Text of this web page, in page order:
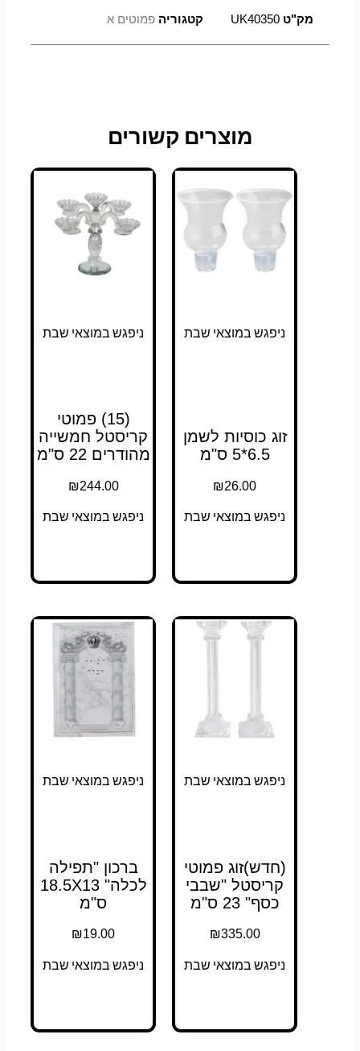
מק"טUK40350 קטגוריה פמוטים א
מוצרים קשורים
ניפגש במוצאי שבת
זוג כוסיות לשמן
6.5*5 ס"מ
₪26.00
ניפגש במוצאי שבת
ניפגש במוצאי שבת
(15) פמוטי
קריסטל חמשייה
מהודרים 22 ס"מ
₪244.00
ניפגש במוצאי שבת
ניפגש במוצאי שבת
(חדש)זוג פמוטי
קריסטל "שבבי
כסף" 23 ס"מ
₪335.00
ניפגש במוצאי שבת
ניפגש במוצאי שבת
ברכון "תפילה
לכלה" 18.5X13
ס"מ
₪19.00
ניפגש במוצאי שבת